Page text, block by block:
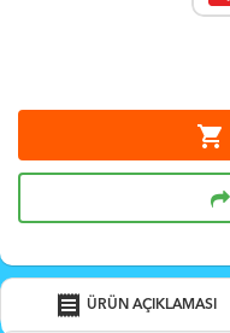
shopping_cart
receipt ÜRÜN AÇIKLAMASI